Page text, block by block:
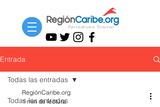
Entrada
Todas las entradas
Todas las entradas
RegiónCaribe.org
1 min de lectura